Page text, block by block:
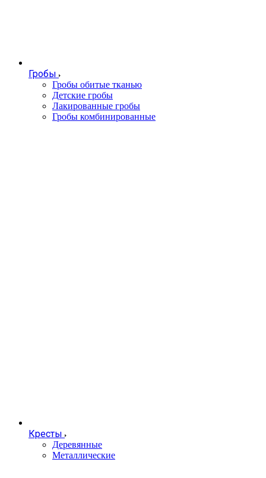
Гробы
Гробы обитые тканью
Детские гробы
Лакированные гробы
Гробы комбинированные
Кресты
Деревянные
Металлические